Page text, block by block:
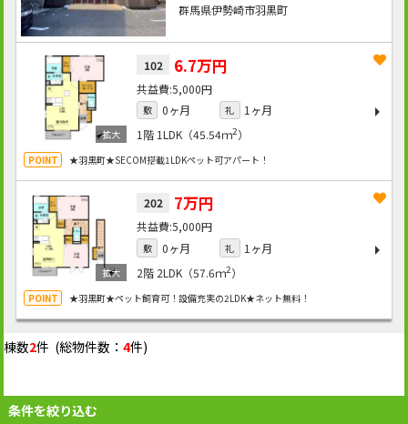
群馬県伊勢崎市羽黒町
102 6.7万円
5,000円
敷 0ヶ月 礼
1ヶ月
1階 1LDK（45.54ｍ2）
★羽黒町★SECOM搭載1LDKペット可アパート！
202 7万円
5,000円
敷 0ヶ月 礼
1ヶ月
2階 2LDK（57.6ｍ2）
★羽黒町★ペット飼育可！設備充実の2LDK★ネット無料！
棟数2件 (総物件数：4件)
条件を絞り込む